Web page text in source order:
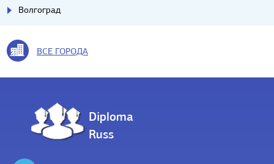
Волгоград
ВСЕ ГОРОДА
Diploma
Russ